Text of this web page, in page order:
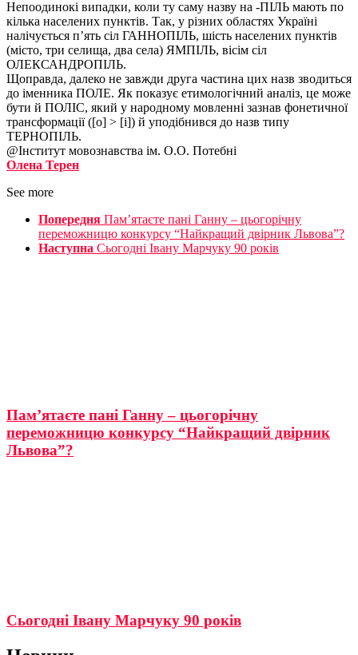
Непоодинокі випадки, коли ту саму назву на -ПІЛЬ мають по
кілька населених пунктів. Так, у різних областях Україні
налічується п’ять сіл ГАННОПІЛЬ, шість населених пунктів
(місто, три селища, два села) ЯМПІЛЬ, вісім сіл
ОЛЕКСАНДРОПІЛЬ.
Щоправда, далеко не завжди друга частина цих назв зводиться
до іменника ПОЛЕ. Як показує етимологічний аналіз, це може
бути й ПОЛІС, який у народному мовленні зазнав фонетичної
трансформації ([о] > [і]) й уподібнився до назв типу
ТЕРНОПІЛЬ.
@Інститут мовознавства ім. О.О. Потебні
Олена Терен
See more
Попередня Памʼятаєте пані Ганну – цьогорічну
переможницю конкурсу “Найкращий двірник Львова”?
Наступна Сьогодні Івану Марчуку 90 років
Памʼятаєте пані Ганну – цьогорічну
переможницю конкурсу “Найкращий двірник
Львова”?
Сьогодні Івану Марчуку 90 років